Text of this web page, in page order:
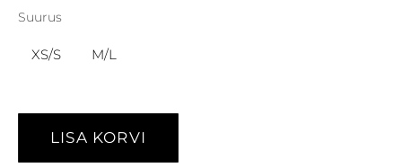
Suurus
XS/S M/L
LISA KORVI